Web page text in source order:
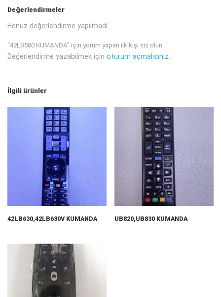
Değerlendirmeler
Henüz değerlendirme yapılmadı.
“42LB580 KUMANDA” için yorum yapan ilk kişi siz olun
Değerlendirme yazabilmek için oturum açmalısınız
İlgili ürünler
42LB630,42LB630V KUMANDA UB820,UB830 KUMANDA